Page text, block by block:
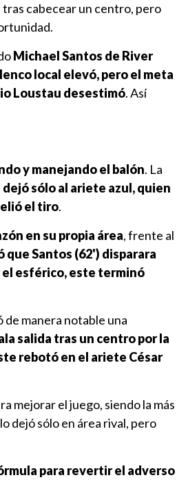
tras cabecear un centro, pero
Michael Santos de River
local elevó, pero el meta
Loustau desestimó. Así
y manejando el balón. La
dejó sólo al ariete azul, quien
el tiro.
en su propia área, frente al
que Santos (62') disparara
el esférico, este terminó
de manera notable una
salida tras un centro por la
rebotó en el ariete César
mejorar el juego, siendo la más
dejó sólo en área rival, pero
para revertir el adverso